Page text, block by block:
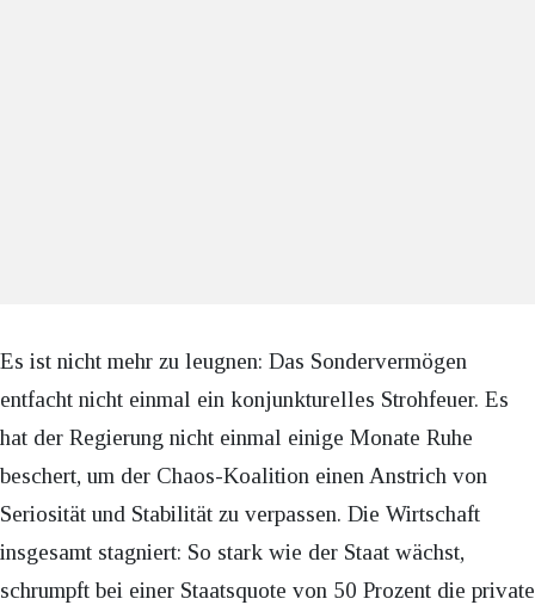
Es ist nicht mehr zu leugnen: Das Sondervermögen
entfacht nicht einmal ein konjunkturelles Strohfeuer. Es
hat der Regierung nicht einmal einige Monate Ruhe
beschert, um der Chaos-Koalition einen Anstrich von
Seriosität und Stabilität zu verpassen. Die Wirtschaft
insgesamt stagniert: So stark wie der Staat wächst,
schrumpft bei einer Staatsquote von 50 Prozent die private